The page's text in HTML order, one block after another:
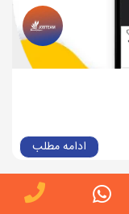
ادامه مطلب